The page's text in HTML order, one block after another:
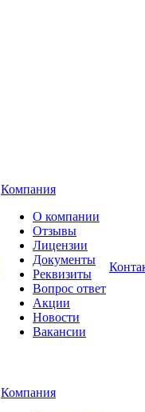
Компания
О компании
Отзывы
Лицензии
Документы
Реквизиты
Вопрос ответ
Акции
Новости
Вакансии
Компания